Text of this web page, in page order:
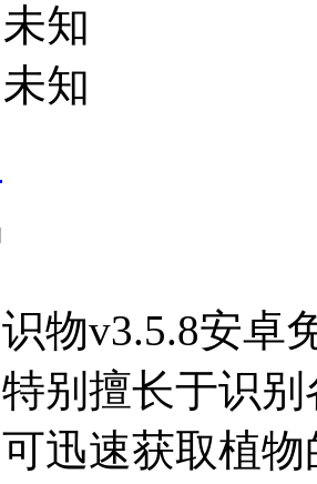
未知
未知
物v3.5.8安卓
别擅长于识别
迅速获取植